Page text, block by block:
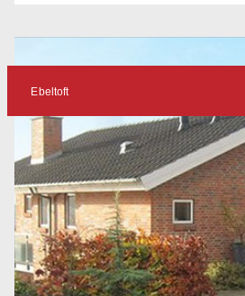
Ebeltoft